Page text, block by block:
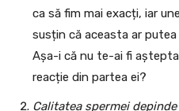
ca să fim mai exacți, iar
susțin că aceasta ar
Așa-i că nu te-ai fi
reacție din partea ei?
Calitatea spermei